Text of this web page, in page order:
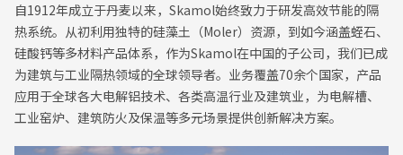
自1912年成立于丹麦以来，Skamol始终致力于研发高效节能的隔
热系统。从初利用独特的硅藻土（Moler）资源，到如今涵盖蛭石、
硅酸钙等多材料产品体系，作为Skamol在中国的子公司，我们已成
为建筑与工业隔热领域的全球领导者。业务覆盖70余个国家，产品
应用于全球各大电解铝技术、各类高温行业及建筑业，为电解槽、
工业窑炉、建筑防火及保温等多元场景提供创新解决方案。